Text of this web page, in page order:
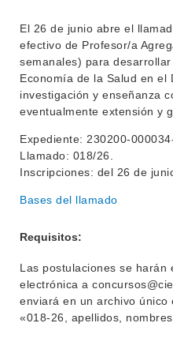
INSTITUCIONAL
DEPARTAMENTOS
ENSEÑANZA
LLAMADOS
NOTICIAS
BEDELÍA
OFERTA DE GRADO
BIBLIOTECA
El 26 de junio abre el
efectivo de Profesor/a
semanales) para
Economía de la Salud en el
investigación y enseñanza
eventualmente extensión y
Expediente: 230200-
Llamado: 018/26.
Inscripciones: del 26 de
Bases del llamado
Requisitos:
Las postulaciones se harán
electrónica a
enviará en un archivo único
«018-26, apellidos,